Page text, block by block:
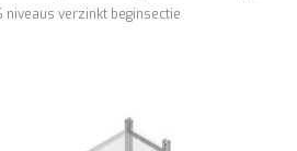
verzinkt beginsectie